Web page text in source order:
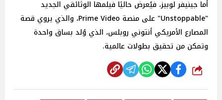
أما جينيفر لوبيز، فيُعرض حاليًا فيلمها الوثائقي الجديد
"Unstoppable" على منصة Prime Video، والذي يروي قصة
المصارع الأمريكي أنتوني روبلس، الذي وُلد بساق واحدة
وتمكن من تحقيق بطولات عالمية.
شارك